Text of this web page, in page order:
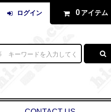
ログイン 0 アイテム